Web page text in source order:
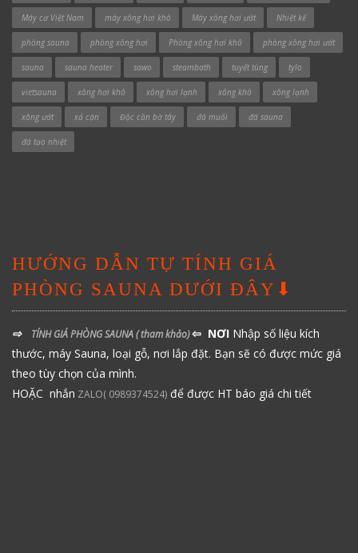
Máy cơ Việt Nam máy xông hơi khô Máy xông hơi ướt Nhiệt kế
phòng sauna phòng xông hơi Phòng xông hơi khô phòng xông hơi ướt
sauna sauna heater sawo steambath tuyết tùng tylo
vietsauna xông hơi khô xông hơi lạnh xông khô xông lạnh
xông ướt xả cặn Độc cần bờ tây đá muối đá sauna
đá tạo nhiệt
HƯỚNG DẪN TỰ TÍNH GIÁ
PHÒNG SAUNA DƯỚI ĐÂY⬇
⇨ TÍNH GIÁ PHÒNG SAUNA( tham khảo)⇦ NƠI Nhập số liệu kích
thước, máy Sauna, loại gỗ, nơi lắp đặt. Bạn sẽ có được mức giá
theo tùy chọn của mình.
HOẶC nhắn ZALO( 0989374524) để được HT báo giá chi tiết